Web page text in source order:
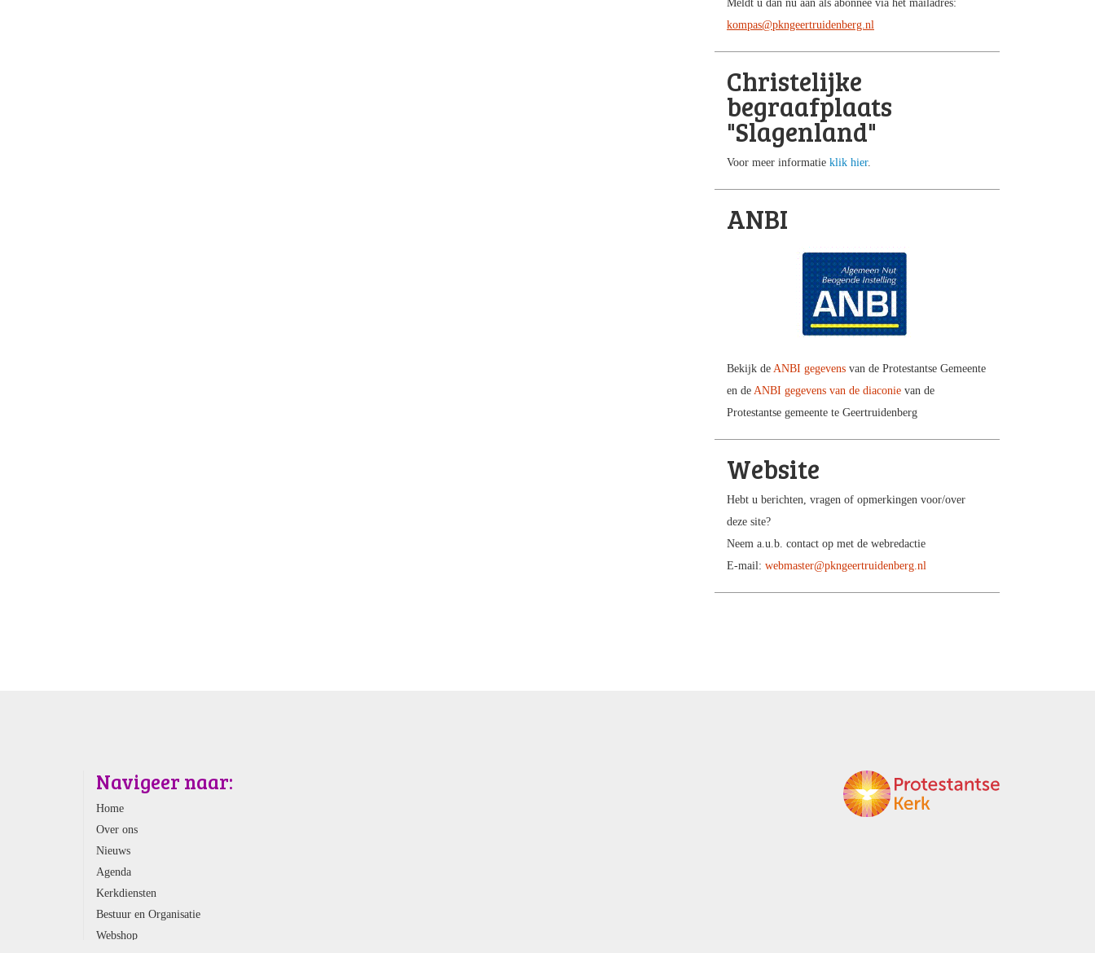
Meldt u dan nu aan als abonnee via het mailadres:
kompas@pkngeertruidenberg.nl
Christelijke
begraafplaats
"Slagenland"
Voor meer informatie klik hier.
ANBI
Bekijk de ANBI gegevens van de Protestantse Gemeente
en de ANBI gegevens van de diaconie van de
Protestantse gemeente te Geertruidenberg
Website
Hebt u berichten, vragen of opmerkingen voor/over
deze site?
Neem a.u.b. contact op met de webredactie
E-mail: webmaster@pkngeertruidenberg.nl
Navigeer naar:
Home
Over ons
Nieuws
Agenda
Kerkdiensten
Bestuur en Organisatie
Webshop